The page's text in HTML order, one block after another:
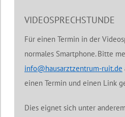
VIDEOSPRECHSTUNDE
Für einen Termin in der
normales Smartphone. Bitte
info@hausarztzentrum-ruit.de
einen Termin und einen Link
Dies eignet sich unter